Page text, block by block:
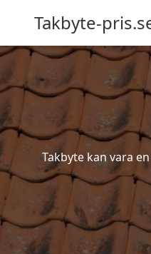
Takbyte-
Takbyte kan vara